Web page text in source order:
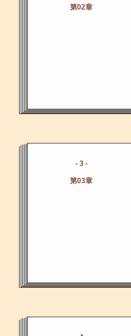
第02章
- 3 -
第03章